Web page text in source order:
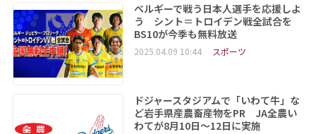
ベルギーで戦う日本人選手を応援しよ
う シント＝トロイデン戦全試合を
BS10が今季も無料放送
2025.04.09 10:44 スポーツ
ドジャースタジアムで「いわて牛」な
ど岩手県産農畜産物をPR JA全農い
わてが8月10日～12日に実施